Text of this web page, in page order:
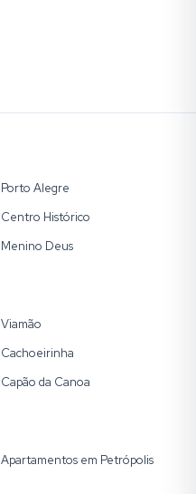
Porto Alegre
Centro Histórico
Menino Deus
Viamão
Cachoeirinha
Capão da Canoa
Apartamentos em Petrópolis